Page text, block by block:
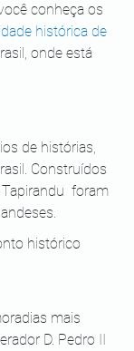
conheça os
histórica de
onde está
de histórias,
Construídos
foram
histórico
mais
D. Pedro II